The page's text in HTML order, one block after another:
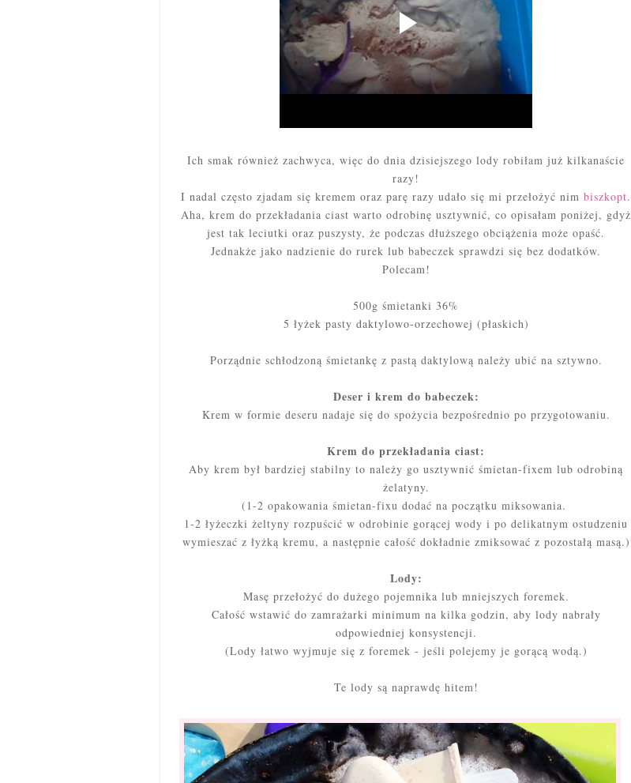
Ich smak również zachwyca, więc do dnia dzisiejszego lody robiłam już kilkanaście
razy!
I nadal często zjadam się kremem oraz parę razy udało się mi przełożyć nim biszkopt.
Aha, krem do przekładania ciast warto odrobinę usztywnić, co opisałam poniżej, gdyż
jest tak leciutki oraz puszysty, że podczas dłuższego obciążenia może opaść.
Jednakże jako nadzienie do rurek lub babeczek sprawdzi się bez dodatków.
Polecam!
500g śmietanki 36%
5 łyżek pasty daktylowo-orzechowej (płaskich)
Porządnie schłodzoną śmietankę z pastą daktylową należy ubić na sztywno.
Deser i krem do babeczek:
Krem w formie deseru nadaje się do spożycia bezpośrednio po przygotowaniu.
Krem do przekładania ciast:
Aby krem był bardziej stabilny to należy go usztywnić śmietan-fixem lub odrobiną
żelatyny.
(1-2 opakowania śmietan-fixu dodać na początku miksowania.
1-2 łyżeczki żeltyny rozpuścić w odrobinie gorącej wody i po delikatnym ostudzeniu
wymieszać z łyżką kremu, a następnie całość dokładnie zmiksować z pozostałą masą.)
Lody:
Masę przełożyć do dużego pojemnika lub mniejszych foremek.
Całość wstawić do zamrażarki minimum na kilka godzin, aby lody nabrały
odpowiedniej konsystencji.
(Lody łatwo wyjmuje się z foremek - jeśli polejemy je gorącą wodą.)
Te lody są naprawdę hitem!